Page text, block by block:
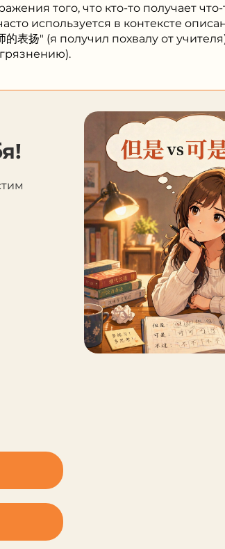
того, что кто-то получает
используется в контексте
表扬" (я получил похвалу от